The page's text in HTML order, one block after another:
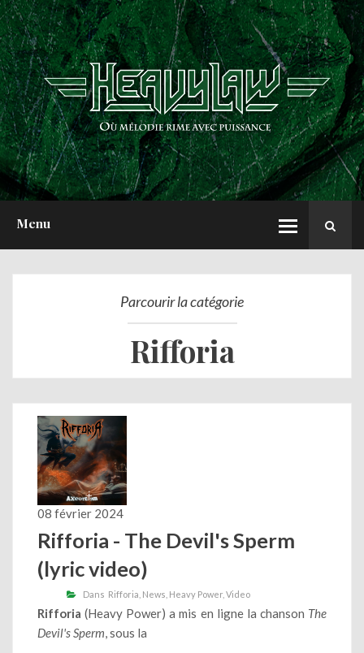
Menu
ACCUEIL
NEWS
CHRONIQUES
INTERVIEWS
REPORTS
A PROPOS
Parcourir la catégorie
Rifforia
08 février 2024
Rifforia - The Devil's Sperm
(lyric video)
Dans Rifforia News Heavy Power Video
Rifforia (Heavy Power) a mis en ligne la chanson The
Devil's Sperm, sous la